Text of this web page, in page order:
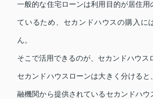
一般的な住宅ローンは利用目的が居住用
ているため、セカンドハウスの購入に
ん。
そこで活用できるのが、セカンドハウス
セカンドハウスローンは大きく分けると
融機関から提供されているセカンドハウ